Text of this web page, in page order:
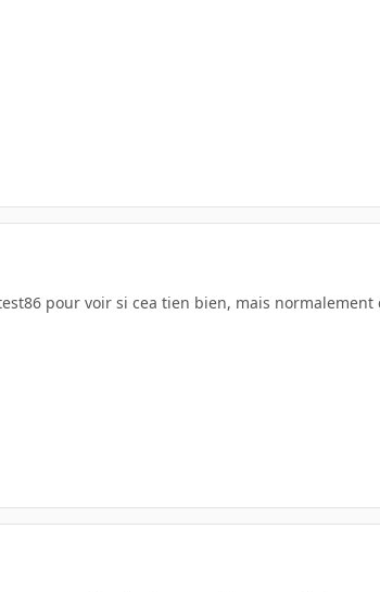
pour voir si cea tien bien, mais normalement